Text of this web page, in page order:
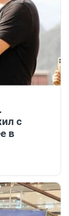
с
в